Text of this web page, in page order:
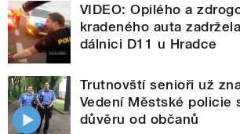
VIDEO: Opilého a
kradeného auta
dálnici D11 u Hradce
Trutnovští senioři už
Vedení Městské policie
důvěru od občanů